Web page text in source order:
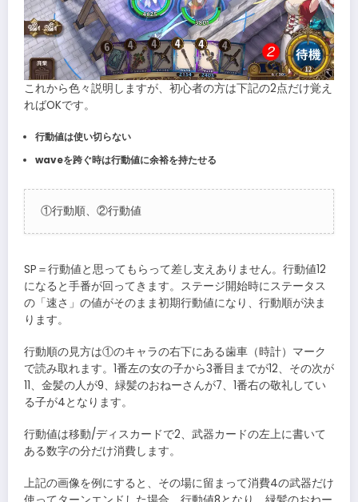
これから色々説明しますが、初心者の方は下記の2点だけ覚え
ればOKです。
行動値は使い切らない
waveを跨ぐ時は行動値に余裕を持たせる
①行動順、②行動値
SP＝行動値と思ってもらって差し支えありません。行動値12
になると手番が回ってきます。ステージ開始時にステータス
の「速さ」の値がそのまま初期行動値になり、行動順が決ま
ります。
行動順の見方は①のキャラの右下にある歯車（時計）マーク
で読み取れます。1番左の女の子から3番目までが12、その次が
11、金髪の人が9、緑髪のおねーさんが7、1番右の敬礼してい
る子が4となります。
行動値は移動/ディスカードで2、武器カードの左上に書いて
ある数字の分だけ消費します。
上記の画像を例にすると、その場に留まって消費4の武器だけ